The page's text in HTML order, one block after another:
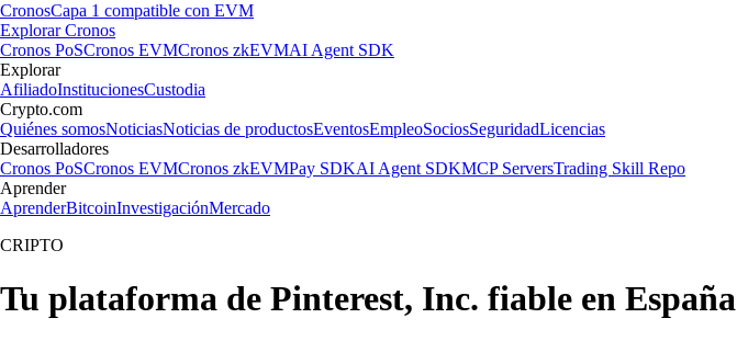
CronosCapa 1 compatible con EVM
Explorar Cronos
Cronos PoSCronos EVMCronos zkEVMAI Agent SDK
Explorar
AfiliadoInstitucionesCustodia
Crypto.com
Quiénes somosNoticiasNoticias de productosEventosEmpleoSociosSeguridadLicencias
Desarrolladores
Cronos PoSCronos EVMCronos zkEVMPay SDKAI Agent SDKMCP ServersTrading Skill Repo
Aprender
AprenderBitcoinInvestigaciónMercado
CRIPTO
Tu plataforma de Pinterest, Inc. fiable en España